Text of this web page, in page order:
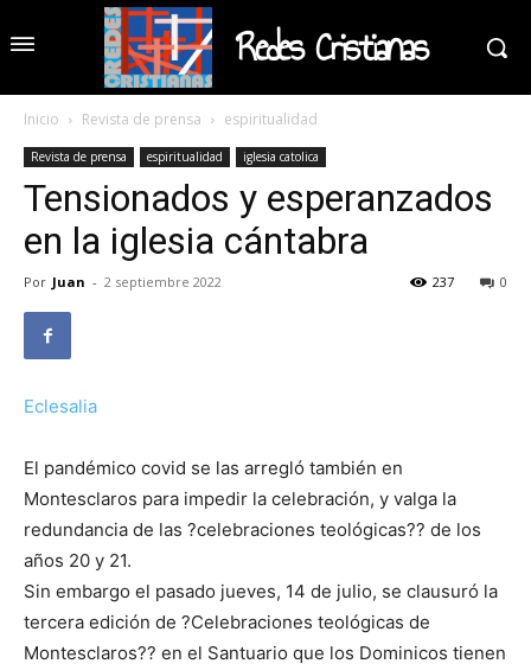
Redes Cristianas
Inicio Revista de prensa espiritualidad
Revista de prensa espiritualidad iglesia catolica
Tensionados y esperanzados
en la iglesia cántabra
Por Juan - 2 septiembre 2022 0
237
Eclesalia
El pandémico covid se las arregló también en
Montesclaros para impedir la celebración, y valga la
redundancia de las ?celebraciones teológicas?? de los
años 20 y 21.
Sin embargo el pasado jueves, 14 de julio, se clausuró la
tercera edición de ?Celebraciones teológicas de
Montesclaros?? en el Santuario que los Dominicos tienen